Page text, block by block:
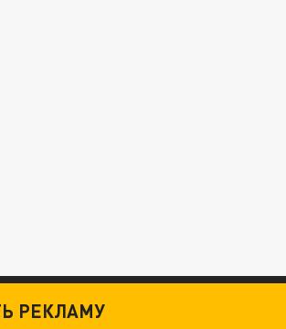
РЕКЛАМУ